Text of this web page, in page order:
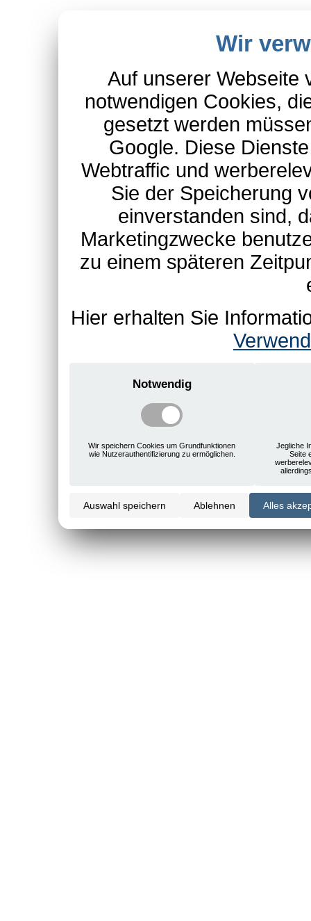
Wir
Auf unserer Webseite
notwendigen Cookies,
gesetzt werden
Google. Diese
Webtraffic und
Sie der Speicherung
einverstanden sind,
Marketingzwecke
zu einem späteren
Hier erhalten Sie
Notwendig
Wir speichern Cookies um Grundfunktionen
wie Nutzerauthentifizierung zu ermöglichen.
Jegliche
Seite
Auswahl speichern Ablehnen Alles